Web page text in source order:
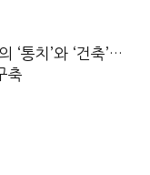
‘통치’와 ‘건축’…
축